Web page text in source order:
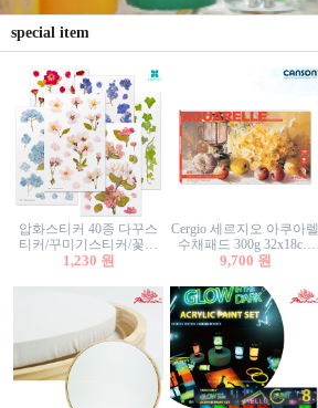
special item
압화스티커 40종 다꾸스
티커/꾸미기스티커/꽃스
티커/압화꽃책갈피/팬시
1,230 원
Cergio 세르지오 아쿠아렐
수채패드 300g 32x18cm
12매 1면제본
9,700 원